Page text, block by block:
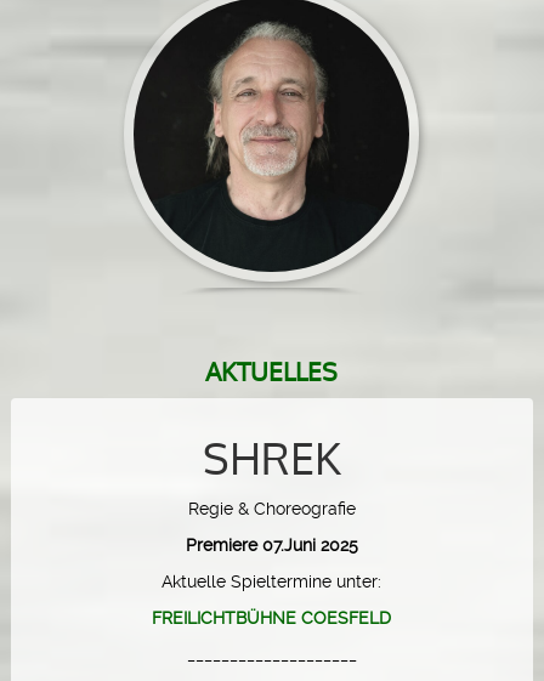
AKTUELLES
SHREK
Regie & Choreografie
Premiere 07.Juni 2025
Aktuelle Spieltermine unter:
FREILICHTBÜHNE COESFELD